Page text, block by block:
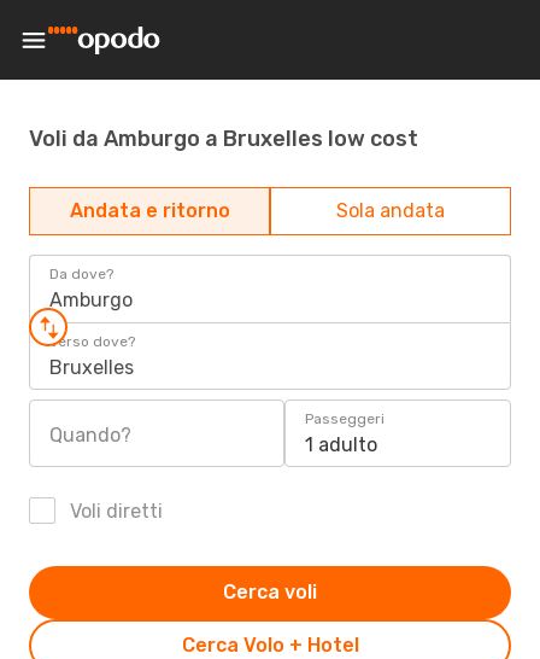
Voli da Amburgo a Bruxelles low cost
Andata e ritorno Sola andata
Da dove?
Amburgo
Verso dove?
Bruxelles
Quando?
Passeggeri
1 adulto
Voli diretti
Cerca Volo + Hotel
Cerca voli